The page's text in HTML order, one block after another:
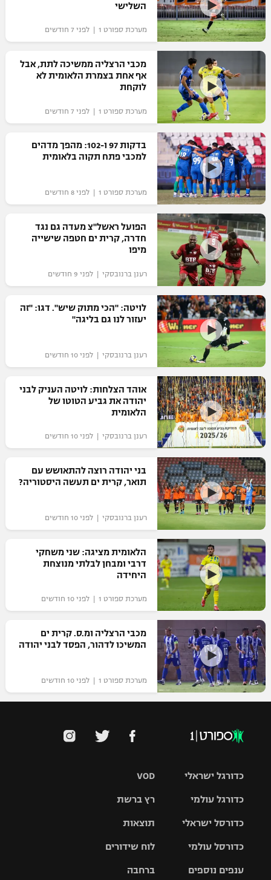
השלישי
מערכת ספורט 1 | לפני 7 חודשים
מכבי הרצליה ממשיכה לתת, אבל
אף אחת בצמרת הלאומית לא
לוקחת
מערכת ספורט 1 | לפני 7 חודשים
בדקות 97 ו-102: מהפך מדהים
למכבי פתח תקוה בלאומית
מערכת ספורט 1 | לפני 8 חודשים
הפועל ראשל"צ מעדה גם נגד
חדרה, קרית ים חטפה שישייה
מיפו
רענן ברנובסקי | לפני 9 חודשים
לויטה: "הכי מתוק שיש". דגו: "זה
יעזור לנו גם בליגה"
רענן ברנובסקי | לפני 10 חודשים
אוהד הצלחות: לויטה העניק לבני
יהודה את גביע הטוטו של
הלאומית
רענן ברנובסקי | לפני 10 חודשים
בני יהודה רוצה להתאושש עם
תואר, קרית ים תעשה היסטוריה?
רענן ברנובסקי | לפני 10 חודשים
הלאומית מציגה: שני משחקי
דרבי ומבחן לבלתי מנוצחת
היחידה
מערכת ספורט 1 | לפני 10 חודשים
מכבי הרצליה ומ.ס. קרית ים
המשיכו לדהור, הפסד לבני יהודה
מערכת ספורט 1 | לפני 10 חודשים
VOD
רץ ברשת
תוצאות
לוח שידורים
ברחבה
כדורגל ישראלי
גביע הטוטו
כדורגל עולמי
האלופות
ליגה
כדורסל ישראלי
סל
כדורסל עולמי
ענפים נוספים